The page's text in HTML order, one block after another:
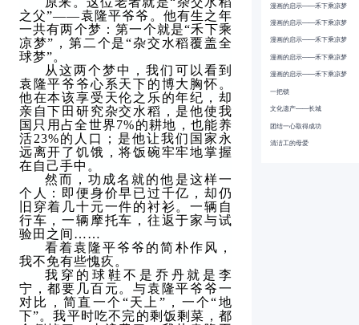
之父”——袁隆平爷爷。他有生之年
一共有两个梦：第一个就是“禾下乘
凉梦”，第二个是“杂交水稻覆盖全
球梦”。
从这两个梦中，我们可以看到
袁隆平爷爷心系天下的博大胸怀。
他在本该享受天伦之乐的年纪，却
亲自下田研究杂交水稻，是他使我
国只用占全世界7%的耕地，也能养
活23%的人口；是他让我们国家永
远离开了饥饿，将饭碗牢牢地掌握
在自己手中。
然而，功成名就的他是这样一
个人：即便身价早已过千亿，却仍
旧穿着几十元一件的衬衫。一辆自
行车，一辆摩托车，往返于家与试
验田之间……
看着袁隆平爷爷的简朴作风，
我不免有些愧疚。
我穿的球鞋不是乔丹就是李
宁，都要几百元。与袁隆平爷爷一
对比，简直一个“天上”，一个“地
下”。我平时吃不完的剩饭剩菜，都
漫画的启示——禾下乘凉梦
漫画的启示——禾下乘凉梦
漫画的启示——禾下乘凉梦
漫画的启示——禾下乘凉梦
漫画的启示——禾下乘凉梦
一把锁
文化遗产——长城
团结一心取得成功
清洁工的母爱